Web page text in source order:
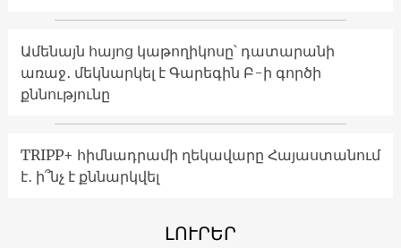
Ամենայն հայոց կաթողիկոսը՝ դատարանի
առաջ․ մեկնարկել է Գարեգին Բ-ի գործի
քննությունը
TRIPP+ հիմնադրամի ղեկավարը Հայաստանում
է․ ի՞նչ է քննարկվել
ԼՈՒՐԵՐ